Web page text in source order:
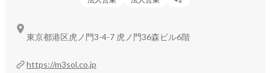
https://m3sol.co.jp
東京都港区虎ノ門3-4-7 虎ノ門36森ビル6階